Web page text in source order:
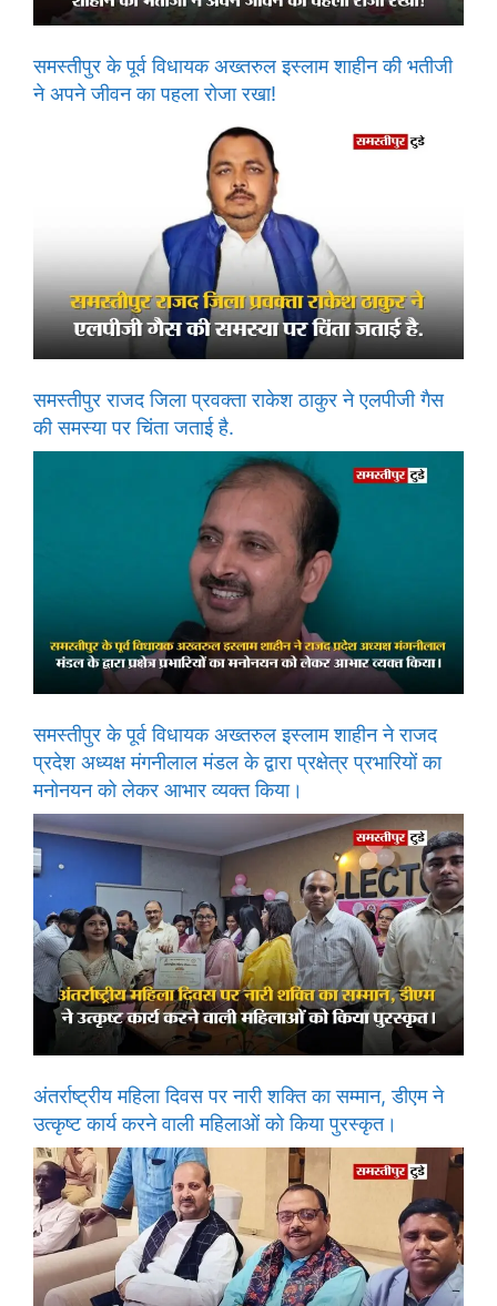
समस्तीपुर के पूर्व विधायक अख्तरुल इस्लाम शाहीन की भतीजी
ने अपने जीवन का पहला रोजा रखा!
समस्तीपुर राजद जिला प्रवक्ता राकेश ठाकुर ने एलपीजी गैस
की समस्या पर चिंता जताई है.
समस्तीपुर के पूर्व विधायक अख्तरुल इस्लाम शाहीन ने राजद
प्रदेश अध्यक्ष मंगनीलाल मंडल के द्वारा प्रक्षेत्र प्रभारियों का
मनोनयन को लेकर आभार व्यक्त किया।
अंतर्राष्ट्रीय महिला दिवस पर नारी शक्ति का सम्मान, डीएम ने
उत्कृष्ट कार्य करने वाली महिलाओं को किया पुरस्कृत।